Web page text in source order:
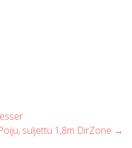
suljettu 1,8m DirZone →